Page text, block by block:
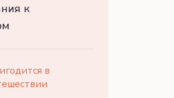
к
в